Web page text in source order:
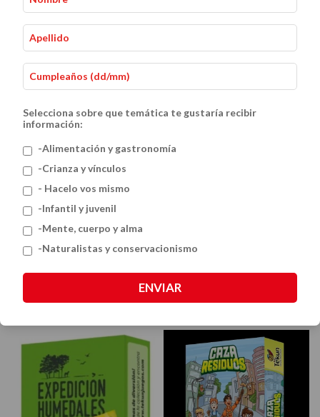
Ordenar por:
Selecciona sobre que temática te gustaría recibir
información:
-Alimentación y gastronomía
-Crianza y vínculos
- Hacelo vos mismo
-Infantil y juvenil
-Mente, cuerpo y alma
-Naturalistas y conservacionismo
ENVIAR